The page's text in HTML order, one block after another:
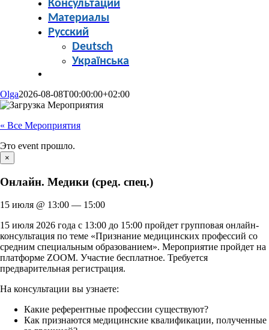
Консультации
Материалы
Русский
Deutsch
Українська
Olga2026-08-08T00:00:00+02:00
« Все Мероприятия
Это event прошло.
×
Онлайн. Медики (сред. спец.)
15 июля @ 13:00 — 15:00
15 июля 2026 года с 13:00 до 15:00 пройдет групповая онлайн-
консультация по теме «Признание медицинских профессий со
средним специальным образованием». Мероприятие пройдет на
платформе ZOOM. Участие бесплатное. Требуется
предварительная регистрация.
На консультации вы узнаете:
Какие референтные профессии существуют?
Как признаются медицинские квалификации, полученные